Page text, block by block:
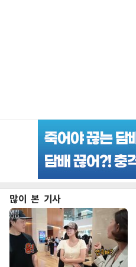
많이 본 기사